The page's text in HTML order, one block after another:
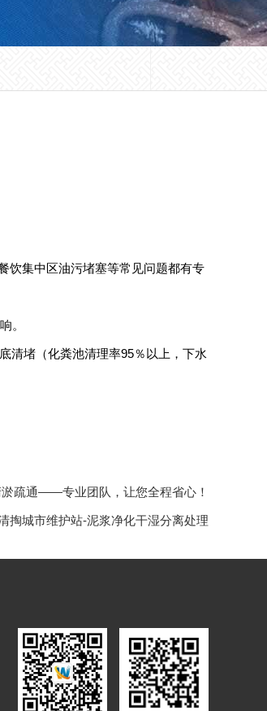
饮集中区油污堵塞等常见问题都有专
。
清堵（化粪池清理率95％以上，下水
疏通——专业团队，让您全程省心！
掏城市维护站-泥浆净化干湿分离处理